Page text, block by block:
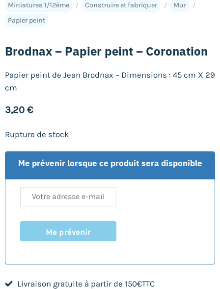
Miniatures 1/12ème / Construire et fabriquer / Mur
/
Papier peint
Brodnax – Papier peint – Coronation
Papier peint de Jean Brodnax – Dimensions : 45 cm X 29
cm
3,20 €
Rupture de stock
Me prévenir lorsque ce produit sera disponible
Me prévenir
Livraison gratuite à partir de 150€TTC